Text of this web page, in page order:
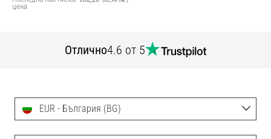
цена
Отлично4.6 от 5
EUR - България (BG)